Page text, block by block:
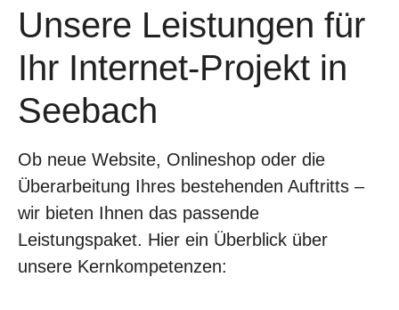
Unsere Leistungen für
Ihr Internet-Projekt in
Seebach
Ob neue Website, Onlineshop oder die
Überarbeitung Ihres bestehenden Auftritts –
wir bieten Ihnen das passende
Leistungspaket. Hier ein Überblick über
unsere Kernkompetenzen: